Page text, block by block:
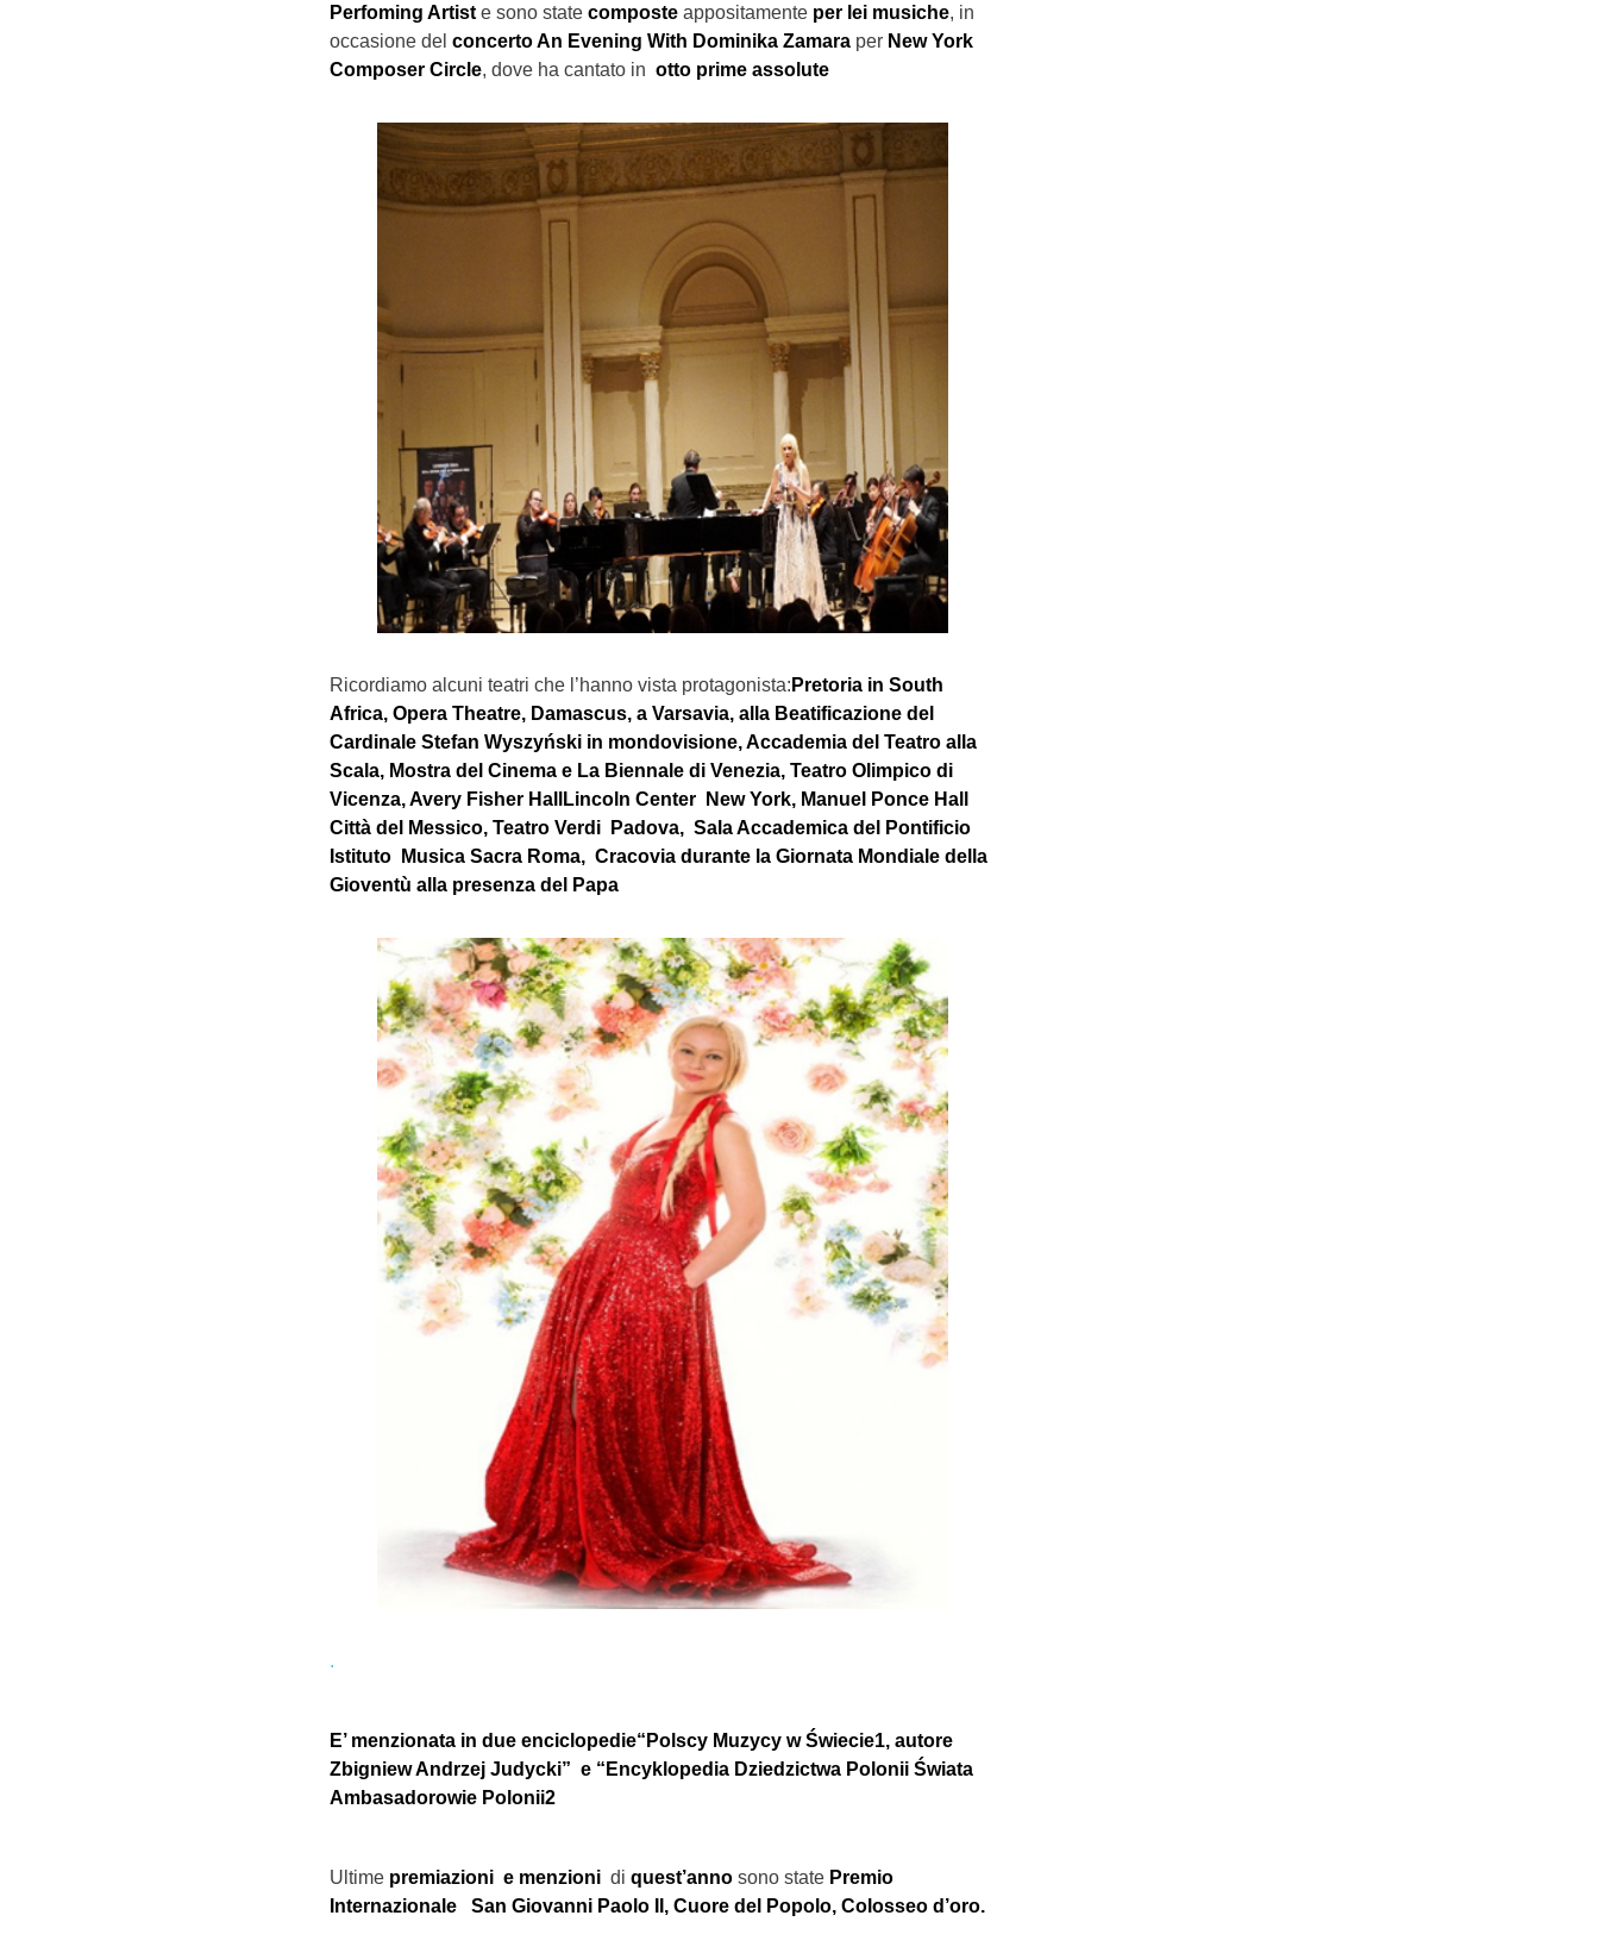
Perfoming Artist e sono state composte appositamente per lei musiche, in
occasione del concerto An Evening With Dominika Zamara per New York
Composer Circle, dove ha cantato in otto prime assolute
Ricordiamo alcuni teatri che l’hanno vista protagonista: Pretoria in South
Africa, Opera Theatre, Damascus, a Varsavia, alla Beatificazione del
Cardinale Stefan Wyszyński in mondovisione, Accademia del Teatro alla
Scala, Mostra del Cinema e La Biennale di Venezia, Teatro Olimpico di
Vicenza, Avery Fisher HallLincoln Center New York, Manuel Ponce Hall
Città del Messico, Teatro Verdi Padova, Sala Accademica del Pontificio
Istituto Musica Sacra Roma, Cracovia durante la Giornata Mondiale della
Gioventù alla presenza del Papa
.
E’ menzionata in due enciclopedie“Polscy Muzycy w Świecie1, autore
Zbigniew Andrzej Judycki” e “Encyklopedia Dziedzictwa Polonii Świata
Ambasadorowie Polonii2
Ultime premiazioni e menzioni di quest’anno sono state Premio
Internazionale San Giovanni Paolo II, Cuore del Popolo, Colosseo d’oro.